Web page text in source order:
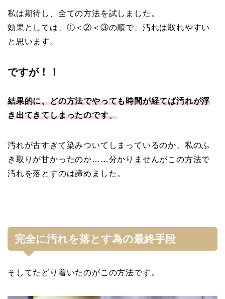
私は期待し、全ての方法を試しました。
効果としては、①＜②＜③の順で、汚れは取れやすい
と思います。
ですが！！
結果的に、どの方法でやっても時間が経てば汚れが浮
き出てきてしまったのです。
汚れが古すぎて染みついてしまっているのか、私のふ
き取りが甘かったのか……分かりませんがこの方法で
汚れを落とすのは諦めました。
完全に汚れを落とす為の最終手段
そしてたどり着いたのがこの方法です。